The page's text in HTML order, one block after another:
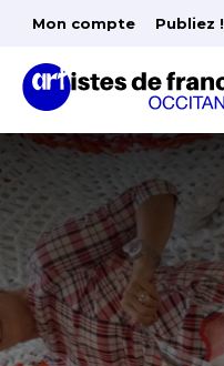
Mon compte Publiez !